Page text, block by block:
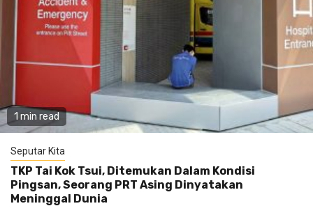
1 min read
Seputar Kita
TKP Tai Kok Tsui, Ditemukan Dalam Kondisi
Pingsan, Seorang PRT Asing Dinyatakan
Meninggal Dunia